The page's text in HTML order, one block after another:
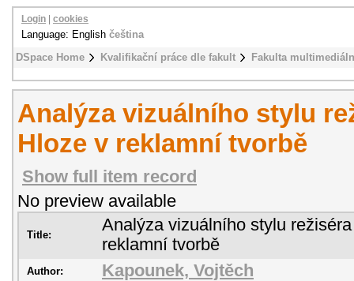
DSpace Home Kvalifikační práce dle fakult Fakulta
Login cookies
Language: English čeština
Analýza vizuálního stylu
Hloze v reklamní tvorbě
Show full item record
No preview available
Title:
Analýza vizuálního stylu
reklamní tvorbě
Author: Kapounek, Vojtěch